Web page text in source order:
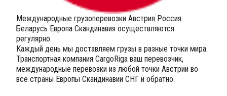
Международные грузоперевозки Австрия Россия
Беларусь Европа Скандинавия осуществляются
регулярно.
Каждый день мы доставляем грузы в разные точки мира.
Транспортная компания CargoRiga ваш перевозчик,
международные перевозки из любой точки Австрии во
все страны Европы Скандинавии СНГ и обратно.